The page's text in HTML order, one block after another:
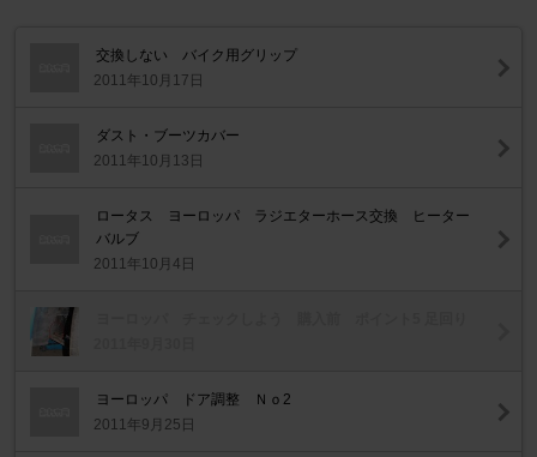
交換しない バイク用グリップ
2011年10月17日
ダスト・ブーツカバー
2011年10月13日
ロータス ヨーロッパ ラジエターホース交換 ヒーター
バルブ
2011年10月4日
ヨーロッパ ドア調整 Ｎｏ2
2011年9月25日